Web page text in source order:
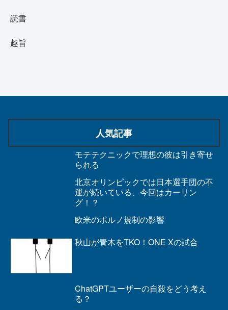
読書
趣旨
人気記事
モテテクニックで理想の彼は引き寄せ
られる
北京オリンピックでは日本選手団の不
運が続いている、今回はカーリン
グ！？
欧米のポルノ規制の影響
秋山が青木をTKO！ONE Xの試合
ChatGPTユーザーの自殺をどう考え
る？